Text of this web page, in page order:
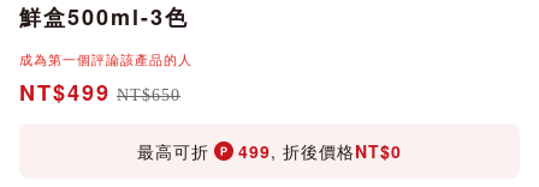
鮮盒500ml-3色
成為第一個評論該產品的人
NT$499 NT$650
最高可折 499, 折後價格NT$0